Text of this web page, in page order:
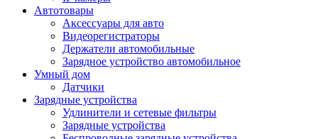
Автотовары
Аксессуары для авто
Видеорегистраторы
Держатели автомобильные
Зарядное устройство автомобильное
Умный дом
Датчики
Зарядные устройства
Удлинители и сетевые фильтры
Зарядные устройства